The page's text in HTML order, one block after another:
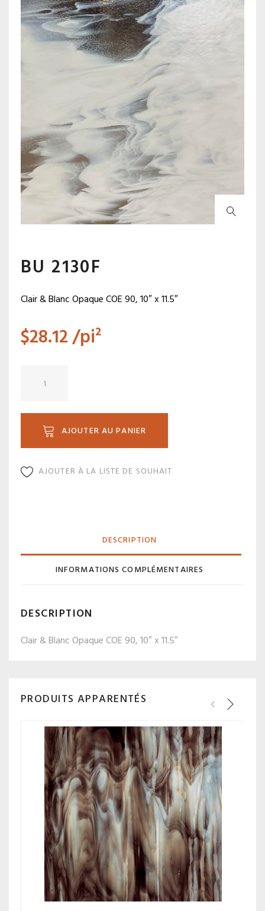
BU 2130F
Clair & Blanc Opaque COE 90, 10″ x 11.5″
$28.12/pi²
AJOUTER AU PANIER
AJOUTER À LA LISTE DE SOUHAIT
DESCRIPTION
INFORMATIONS COMPLÉMENTAIRES
DESCRIPTION
Clair & Blanc Opaque COE 90, 10″ x 11.5″
PRODUITS APPARENTÉS